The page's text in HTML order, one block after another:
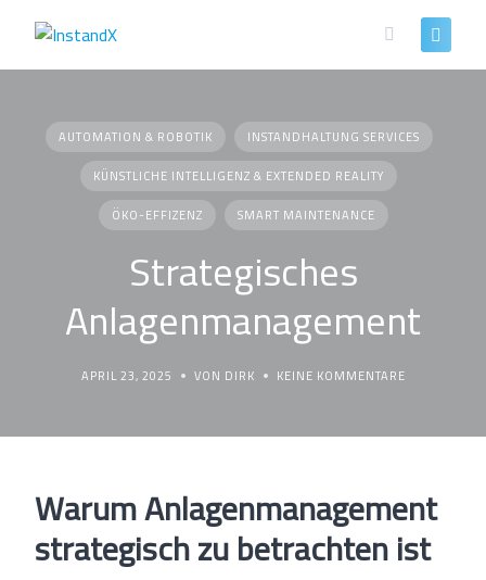
content
AUTOMATION & ROBOTIK
INSTANDHALTUNG SERVICES
KÜNSTLICHE INTELLIGENZ & EXTENDED REALITY
ÖKO-EFFIZENZ
SMART MAINTENANCE
Strategisches
Anlagenmanagement
APRIL 23, 2025 VON DIRK KEINE KOMMENTARE
Warum Anlagenmanagement
strategisch zu betrachten ist